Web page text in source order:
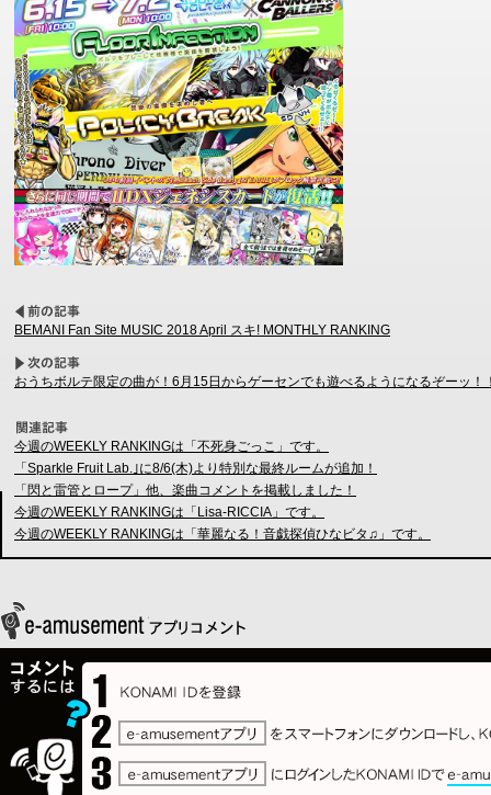
BEMANI Fan Site MUSIC 2018 April スキ! MONTHLY RANKING
おうちボルテ限定の曲が！6月15日からゲーセンでも遊べるようになるぞーッ！
今週のWEEKLY RANKINGは「不死身ごっこ」です。
「Sparkle Fruit Lab.｣に8/6(木)より特別な最終ルームが追加！
「閃と雷管とロープ」他、楽曲コメントを掲載しました！
今週のWEEKLY RANKINGは「Lisa-RICCIA」です。
今週のWEEKLY RANKINGは「華麗なる！音戯探偵ひなビタ♫」です。